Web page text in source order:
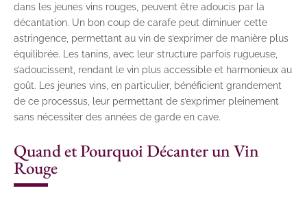
dans les jeunes vins rouges, peuvent être adoucis par la
décantation. Un bon coup de carafe peut diminuer cette
astringence, permettant au vin de s’exprimer de manière plus
équilibrée. Les tanins, avec leur structure parfois rugueuse,
s’adoucissent, rendant le vin plus accessible et harmonieux au
goût. Les jeunes vins, en particulier, bénéficient grandement
de ce processus, leur permettant de s’exprimer pleinement
sans nécessiter des années de garde en cave.
Quand et Pourquoi Décanter un Vin
Rouge